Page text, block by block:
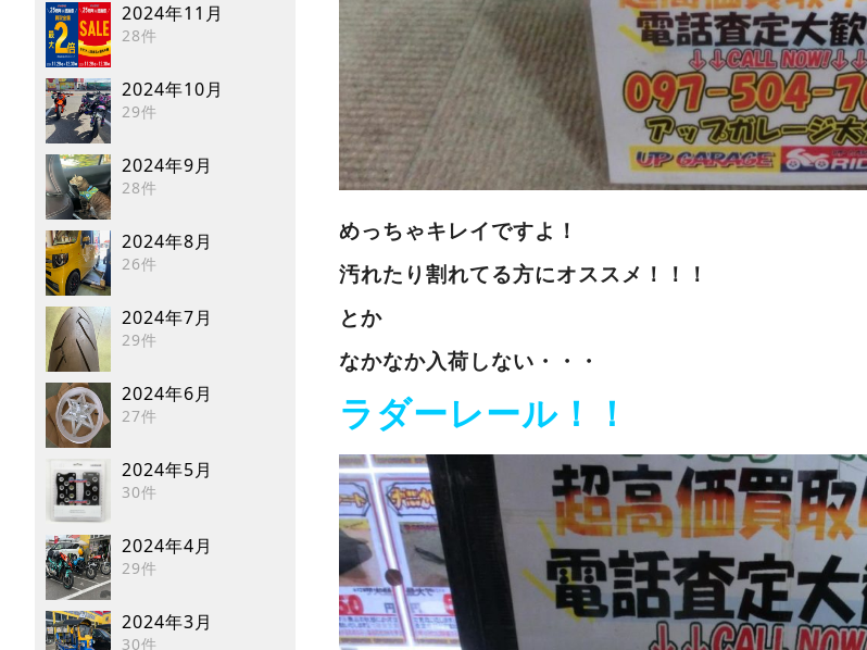
2024年11月
28件
2024年10月
29件
2024年9月
28件
2024年8月
26件
2024年7月
29件
2024年6月
27件
2024年5月
30件
2024年4月
29件
2024年3月
30件
めっちゃキレイですよ！
汚れたり割れてる方にオススメ！！！
とか
なかなか入荷しない・・・
ラダーレール！！